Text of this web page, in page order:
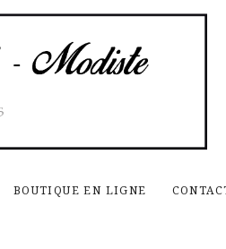
BOUTIQUE EN LIGNE